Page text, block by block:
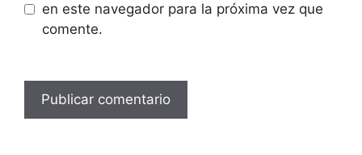
en este navegador para la próxima vez que
comente.